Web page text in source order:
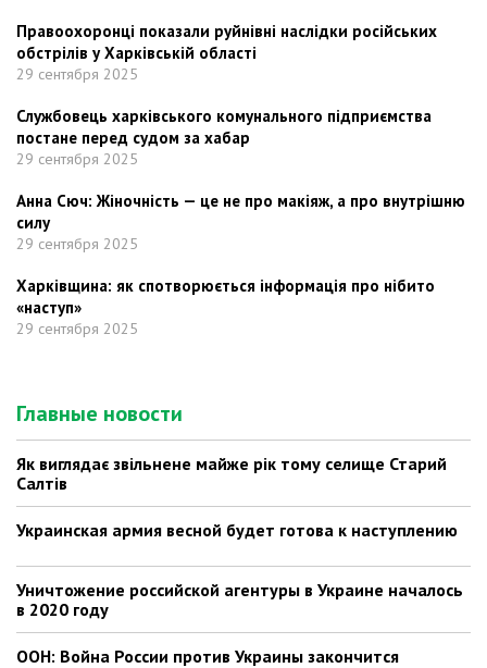
Правоохоронці показали руйнівні наслідки російських
обстрілів у Харківській області
29 сентября 2025
Службовець харківського комунального підприємства
постане перед судом за хабар
29 сентября 2025
Анна Сюч: Жіночність — це не про макіяж, а про внутрішню
силу
29 сентября 2025
Харківщина: як спотворюється інформація про нібито
«наступ»
29 сентября 2025
Главные новости
Як виглядає звільнене майже рік тому селище Старий
Салтів
Украинская армия весной будет готова к наступлению
Уничтожение российской агентуры в Украине началось
в 2020 году
ООН: Война России против Украины закончится